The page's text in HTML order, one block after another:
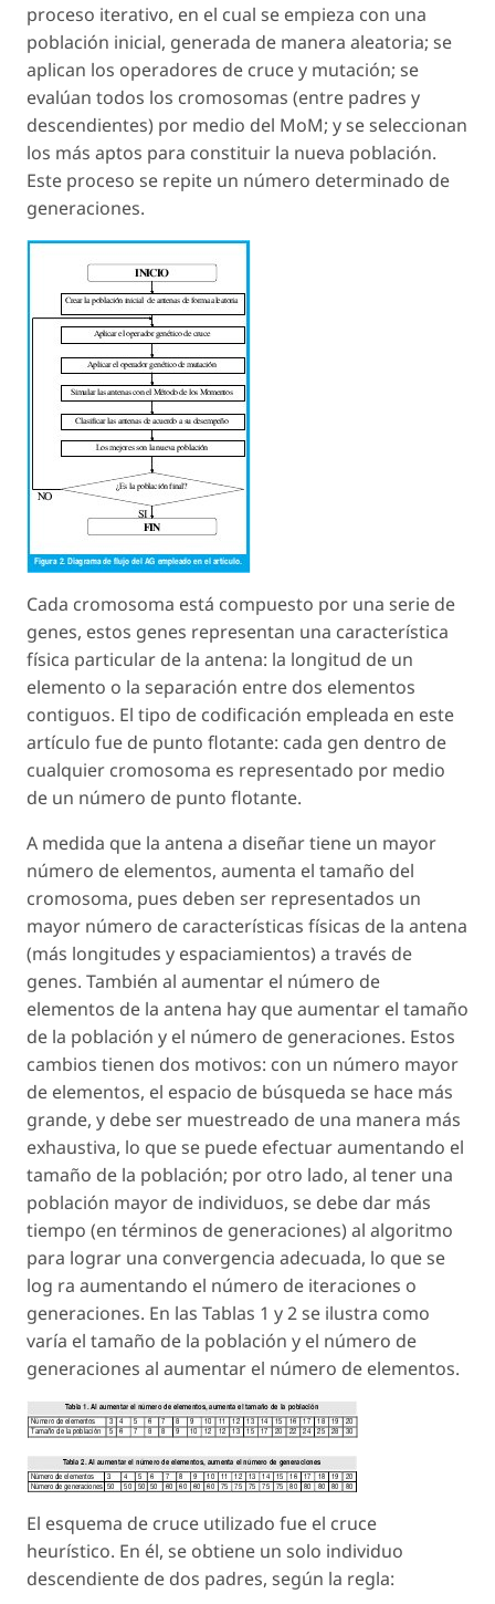
proceso iterativo, en el cual se empieza con una
población inicial, generada de manera aleatoria; se
aplican los operadores de cruce y mutación; se
evalúan todos los cromosomas (entre padres y
descendientes) por medio del MoM; y se seleccionan
los más aptos para constituir la nueva población.
Este proceso se repite un número determinado de
generaciones.
Cada cromosoma está compuesto por una serie de
genes, estos genes representan una característica
física particular de la antena: la longitud de un
elemento o la separación entre dos elementos
contiguos. El tipo de codificación empleada en este
artículo fue de punto flotante: cada gen dentro de
cualquier cromosoma es representado por medio
de un número de punto flotante.
A medida que la antena a diseñar tiene un mayor
número de elementos, aumenta el tamaño del
cromosoma, pues deben ser representados un
mayor número de características físicas de la antena
(más longitudes y espaciamientos) a través de
genes. También al aumentar el número de
elementos de la antena hay que aumentar el tamaño
de la población y el número de generaciones. Estos
cambios tienen dos motivos: con un número mayor
de elementos, el espacio de búsqueda se hace más
grande, y debe ser muestreado de una manera más
exhaustiva, lo que se puede efectuar aumentando el
tamaño de la población; por otro lado, al tener una
población mayor de individuos, se debe dar más
tiempo (en términos de generaciones) al algoritmo
para lograr una convergencia adecuada, lo que se
log ra aumentando el número de iteraciones o
generaciones. En las Tablas 1 y 2 se ilustra como
varía el tamaño de la población y el número de
generaciones al aumentar el número de elementos.
El esquema de cruce utilizado fue el cruce
heurístico. En él, se obtiene un solo individuo
descendiente de dos padres, según la regla: